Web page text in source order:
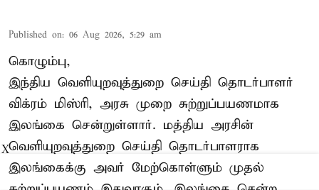
Published on: 06 Aug 2026, 5:29 am
கொழும்பு,
இந்திய வெளியுறவுத்துறை செய்தி தொடர்பாளர்
விக்ரம் மிஸ்ரி, அரசு முறை சுற்றுப்பயணமாக
இலங்கை சென்றுள்ளார். மத்திய அரசின்
வெளியுறவுத்துறை செய்தி தொடர்பாளராக
இலங்கைக்கு அவர் மேற்கொள்ளும் முதல்
X